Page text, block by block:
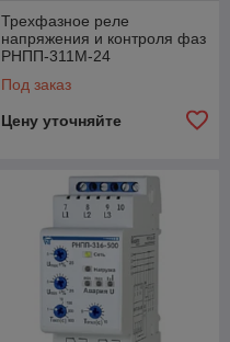
Трехфазное реле
напряжения и контроля фаз
РНПП-311М-24
Под заказ
Цену уточняйте